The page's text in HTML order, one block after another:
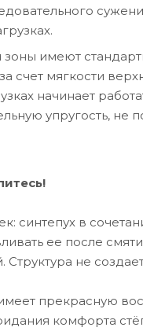
имеют
счет мягкости
начинает
упругость, не
синтепух в
ее после
Структура не
прекрасную
комфорта